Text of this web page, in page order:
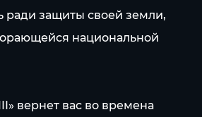
ради защиты своей земли,
национальной
вернет вас во времена